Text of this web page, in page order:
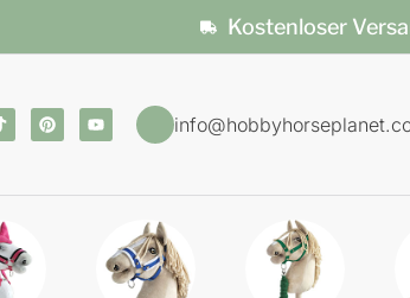
Kostenloser